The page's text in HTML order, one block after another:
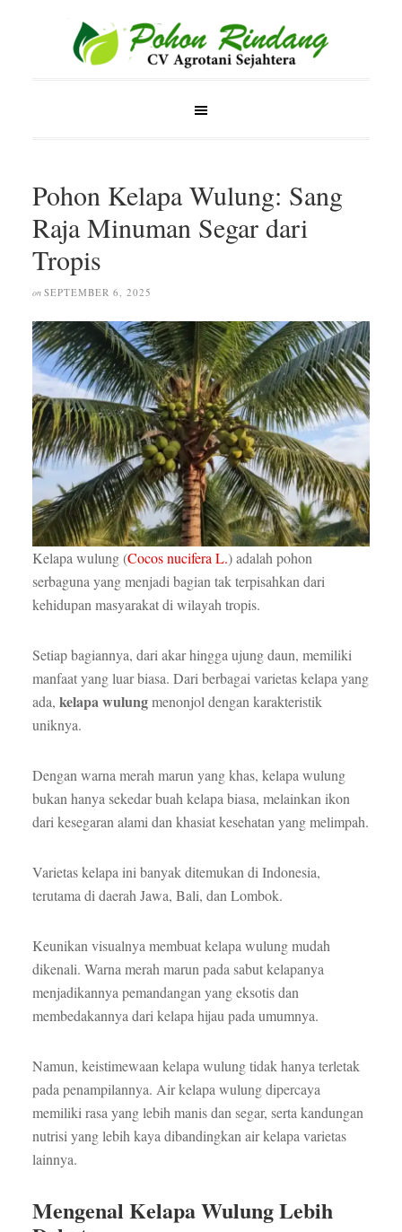
Pohon Kelapa Wulung: Sang
Raja Minuman Segar dari
Tropis
on SEPTEMBER 6, 2025
Kelapa wulung (Cocos nucifera L.) adalah pohon
serbaguna yang menjadi bagian tak terpisahkan dari
kehidupan masyarakat di wilayah tropis.
Setiap bagiannya, dari akar hingga ujung daun, memiliki
manfaat yang luar biasa. Dari berbagai varietas kelapa yang
ada, kelapa wulungmenonjol dengan karakteristik
uniknya.
Dengan warna merah marun yang khas, kelapa wulung
bukan hanya sekedar buah kelapa biasa, melainkan ikon
dari kesegaran alami dan khasiat kesehatan yang melimpah.
Varietas kelapa ini banyak ditemukan di Indonesia,
terutama di daerah Jawa, Bali, dan Lombok.
Keunikan visualnya membuat kelapa wulung mudah
dikenali. Warna merah marun pada sabut kelapanya
menjadikannya pemandangan yang eksotis dan
membedakannya dari kelapa hijau pada umumnya.
Namun, keistimewaan kelapa wulung tidak hanya terletak
pada penampilannya. Air kelapa wulung dipercaya
memiliki rasa yang lebih manis dan segar, serta kandungan
nutrisi yang lebih kaya dibandingkan air kelapa varietas
lainnya.
Mengenal Kelapa Wulung Lebih